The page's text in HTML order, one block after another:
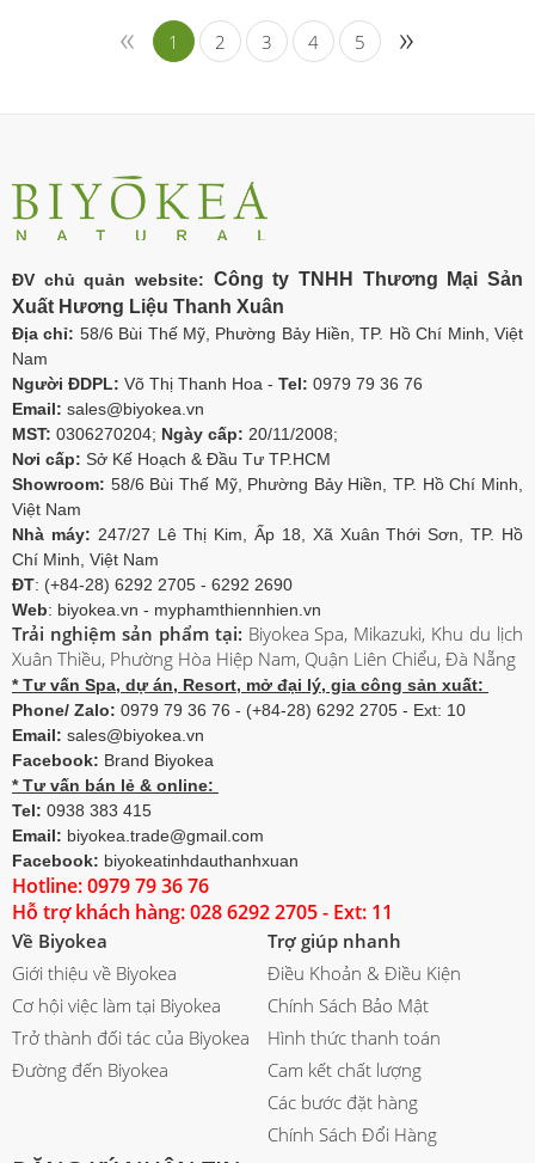
« 1 2 3 4 5 »
ĐV chủ quản website: Công ty TNHH Thương Mại Sản
Xuất Hương Liệu Thanh Xuân
Địa chỉ: 58/6 Bùi Thế Mỹ, Phường Bảy Hiền, TP. Hồ Chí Minh, Việt
Nam
Người ĐDPL: Võ Thị Thanh Hoa - Tel: 0979 79 36 76
Email: sales@biyokea.vn
MST: 0306270204; Ngày cấp: 20/11/2008;
Nơi cấp: Sở Kế Hoạch & Đầu Tư TP.HCM
Showroom: 58/6 Bùi Thế Mỹ, Phường Bảy Hiền, TP. Hồ Chí Minh,
Việt Nam
Nhà máy: 247/27 Lê Thị Kim, Ấp 18, Xã Xuân Thới Sơn, TP. Hồ
Chí Minh, Việt Nam
ĐT: (+84-28) 6292 2705 - 6292 2690
Web: biyokea.vn - myphamthiennhien.vn
Trải nghiệm sản phẩm tại: Biyokea Spa, Mikazuki, Khu du lịch
Xuân Thiều, Phường Hòa Hiệp Nam, Quận Liên Chiểu, Đà Nẵng
* Tư vấn Spa, dự án, Resort, mở đại lý, gia công sản xuất:
Phone/ Zalo: 0979 79 36 76 - (+84-28) 6292 2705 - Ext: 10
Email: sales@biyokea.vn
Facebook: Brand Biyokea
* Tư vấn bán lẻ & online:
Tel: 0938 383 415
Email: biyokea.trade@gmail.com
Facebook: biyokeatinhdauthanhxuan
Hotline: 0979 79 36 76
Hỗ trợ khách hàng: 028 6292 2705 - Ext: 11
Về Biyokea
Giới thiệu về Biyokea
Cơ hội việc làm tại Biyokea
Trở thành đối tác của Biyokea
Đường đến Biyokea
Trợ giúp nhanh
Điều Khoản & Điều Kiện
Chính Sách Bảo Mật
Hình thức thanh toán
Cam kết chất lượng
Các bước đặt hàng
Chính Sách Đổi Hàng